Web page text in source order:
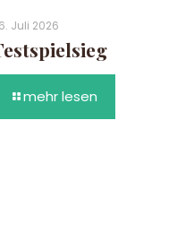
Juli 2026
mehr lesen